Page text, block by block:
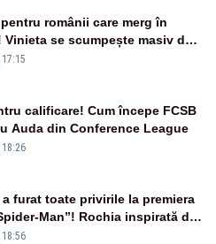
românii care merg în
Vinieta se scumpește masiv de
calificare! Cum începe FCSB
Auda din Conference League
a furat toate privirile la premiera
Man”! Rochia inspirată de
păianjen a făcut senzație